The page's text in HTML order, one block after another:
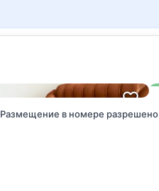
Размещение в номере разрешено